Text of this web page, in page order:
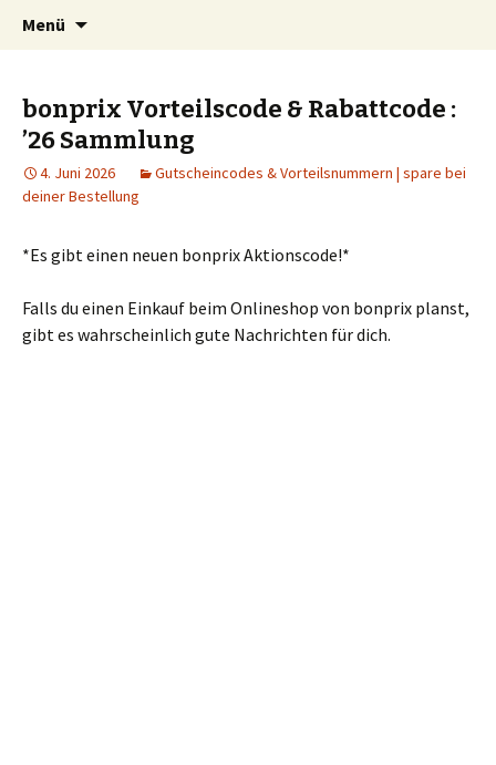
spaaaren.de
Schnäppchen, Gutscheine & Spartipps:
günstig einkaufen und billig leben
Menü
bonprix Vorteilscode & Rabattcode :
’26 Sammlung
4. Juni 2026
Gutscheincodes & Vorteilsnummern | spare bei
deiner Bestellung
*Es gibt einen neuen bonprix Aktionscode!*
Falls du einen Einkauf beim Onlineshop von bonprix planst,
gibt es wahrscheinlich gute Nachrichten für dich.